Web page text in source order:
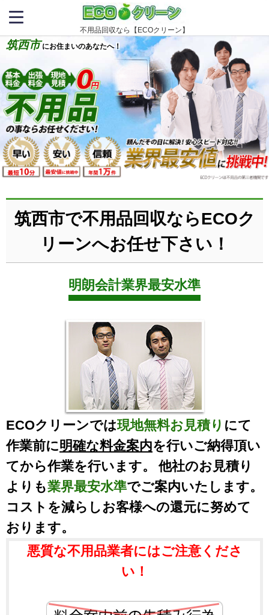
不用品回収なら【ECOクリーン】
筑西市 にお住まいのあなたへ！
筑西市で不用品回収ならECOク
リーンへお任せ下さい！
明朗会計業界最安水準
ECOクリーンでは現地無料お見積り にて
作業前に明確な料金案内を行いご納得頂い
てから作業を行います。 他社のお見積り
よりも業界最安水準でご案内いたします。
コストを減らしお客様への還元に努めて
おります。
悪質な不用品業者にはご注意くださ
い！